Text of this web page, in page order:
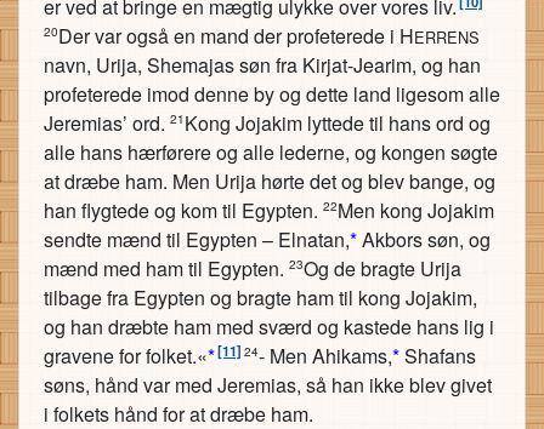
er ved at bringe en mægtig ulykke over vores liv.
20Der var også en mand der profeterede i HERRENS
navn, Urija, Shemajas søn fra Kirjat-Jearim, og han
profeterede imod denne by og dette land ligesom alle
Jeremias’ ord. 21 Kong Jojakim lyttede til hans ord og
alle hans hærførere og alle lederne, og kongen søgte
at dræbe ham. Men Urija hørte det og blev bange, og
han flygtede og kom til Egypten. 22Men kong Jojakim
sendte mænd til Egypten – Elnatan,*Akbors søn, og
mænd med ham til Egypten. 23Og de bragte Urija
tilbage fra Egypten og bragte ham til kong Jojakim,
og han dræbte ham med sværd og kastede hans lig i
gravene for folket.«*[11] 24- Men Ahikams,*Shafans
søns, hånd var med Jeremias, så han ikke blev givet
i folkets hånd for at dræbe ham.